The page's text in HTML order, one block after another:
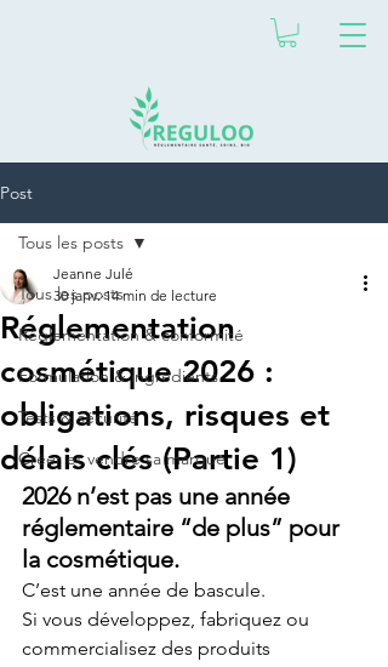
Post
Tous les posts
Réglementation & conformité
Formulation & ingrédients
Tests & sécurité
Créer et vendre sa marque
Tous les posts
Réglementation
cosmétique 2026 :
obligations, risques et
délais clés (Partie 1)
Jeanne Julé
30 janv. 14 min de lecture
2026 n’est pas une année
réglementaire “de plus” pour
la cosmétique.
C’est une année de bascule.
Si vous développez, fabriquez ou
commercialisez des produits